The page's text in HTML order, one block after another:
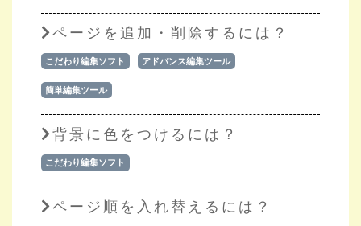
ページを追加・削除するには？
こだわり編集ソフト アドバンス編集ツール
簡単編集ツール
背景に色をつけるには？
こだわり編集ソフト
ページ順を入れ替えるには？